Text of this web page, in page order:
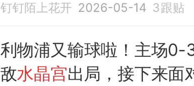
钉钉陌上花开 2026-05-14 3跟贴
利物浦又输球啦！主场0-
敌水晶宫出局，接下来面